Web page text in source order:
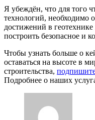
Я убеждён, что для того
технологий, необходимо
достижений в
построить безопасное и
Чтобы узнать больше о
оставаться на высоте в
строительства,
Подробнее о наших